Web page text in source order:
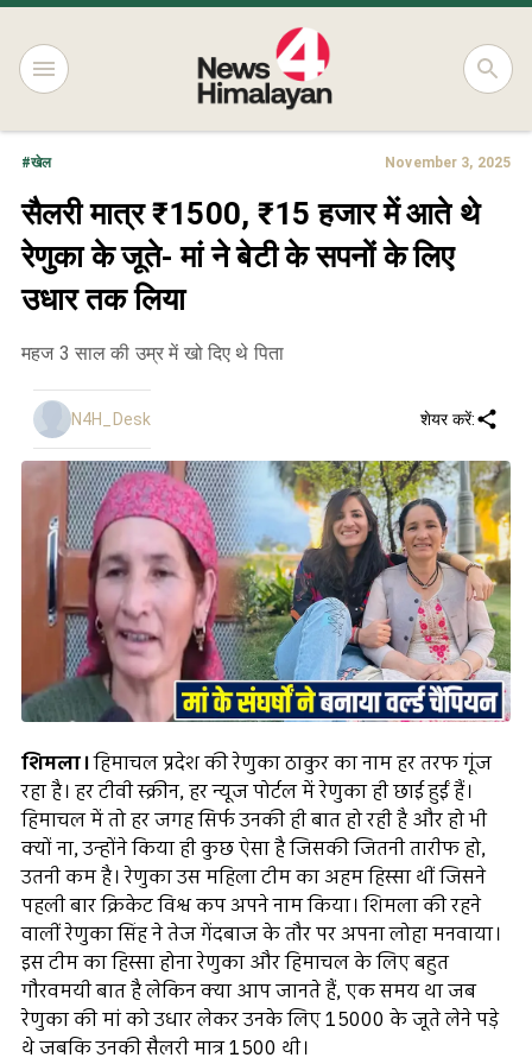
#खेल November 3, 2025
सैलरी मात्र ₹1500, ₹15 हजार में आते थे
रेणुका के जूते- मां ने बेटी के सपनों के लिए
उधार तक लिया
महज 3 साल की उम्र में खो दिए थे पिता
N4H_Desk शेयर करें:
शिमला।हिमाचल प्रदेश की रेणुका ठाकुर का नाम हर तरफ गूंज
रहा है। हर टीवी स्क्रीन, हर न्यूज पोर्टल में रेणुका ही छाई हुईं हैं।
हिमाचल में तो हर जगह सिर्फ उनकी ही बात हो रही है और हो भी
क्यों ना, उन्होंने किया ही कुछ ऐसा है जिसकी जितनी तारीफ हो,
उतनी कम है। रेणुका उस महिला टीम का अहम हिस्सा थीं जिसने
पहली बार क्रिकेट विश्व कप अपने नाम किया। शिमला की रहने
वालीं रेणुका सिंह ने तेज गेंदबाज के तौर पर अपना लोहा मनवाया।
इस टीम का हिस्सा होना रेणुका और हिमाचल के लिए बहुत
गौरवमयी बात है लेकिन क्या आप जानते हैं, एक समय था जब
रेणुका की मां को उधार लेकर उनके लिए ₹15000 के जूते लेने पड़े
थे जबकि उनकी सैलरी मात्र ₹1500 थी।